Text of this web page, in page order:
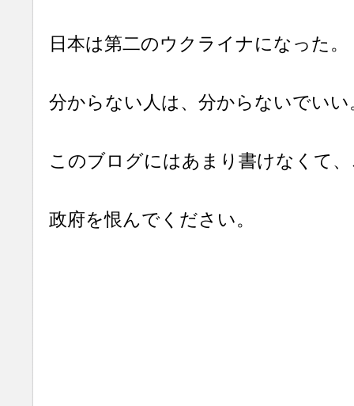
日本は第二のウクライナになった。
分からない人は、分からないでいい
このブログにはあまり書けなくて
政府を恨んでください。